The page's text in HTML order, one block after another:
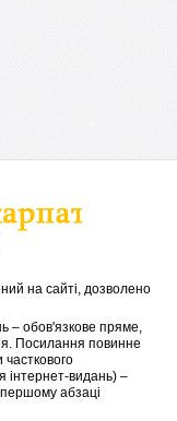
на сайті, дозволено
– обов'язкове пряме,
Посилання повинне
часткового
інтернет-видань) –
абзаці